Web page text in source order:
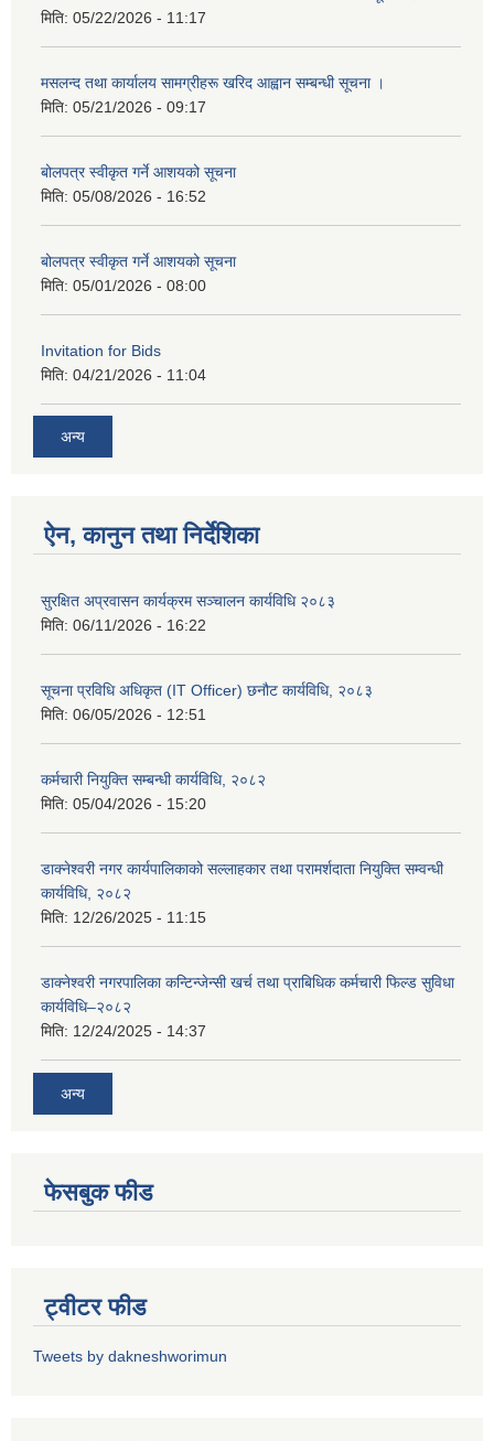
मिति: 05/22/2026 - 11:17
मसलन्द तथा कार्यालय सामग्रीहरू खरिद आह्वान सम्बन्धी सूचना ।
मिति: 05/21/2026 - 09:17
बोलपत्र स्वीकृत गर्ने आशयको सूचना
मिति: 05/08/2026 - 16:52
बोलपत्र स्वीकृत गर्ने आशयको सूचना
मिति: 05/01/2026 - 08:00
Invitation for Bids
मिति: 04/21/2026 - 11:04
अन्य
ऐन, कानुन तथा निर्देशिका
सुरक्षित अप्रवासन कार्यक्रम सञ्चालन कार्यविधि २०८३
मिति: 06/11/2026 - 16:22
सूचना प्रविधि अधिकृत (IT Officer) छनौट कार्यविधि, २०८३
मिति: 06/05/2026 - 12:51
कर्मचारी नियुक्ति सम्बन्धी कार्यविधि, २०८२
मिति: 05/04/2026 - 15:20
डाक्नेश्वरी नगर कार्यपालिकाको सल्लाहकार तथा परामर्शदाता नियुक्ति सम्वन्धी
कार्यविधि, २०८२
मिति: 12/26/2025 - 11:15
डाक्नेश्वरी नगरपालिका कन्टिन्जेन्सी खर्च तथा प्राबिधिक कर्मचारी फिल्ड सुविधा
कार्यविधि–२०८२
मिति: 12/24/2025 - 14:37
अन्य
फेसबुक फीड
ट्वीटर फीड
Tweets by dakneshworimun